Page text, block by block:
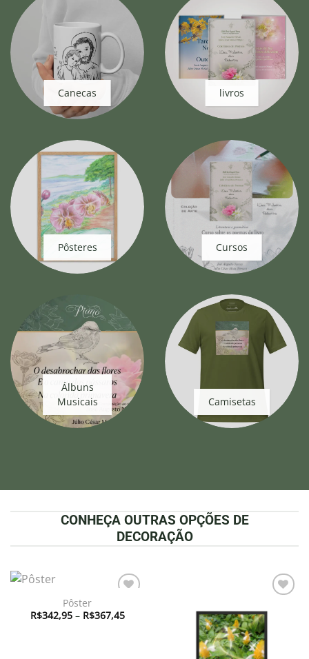
Canecas livros
Pôsteres Cursos
Álbuns
Musicais
Camisetas
CONHEÇA OUTRAS OPÇÕES DE
DECORAÇÃO
à lista de
Pôster
R$342,95 – R$367,45Faixa
à lista de
desejos